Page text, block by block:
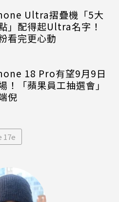
Ultra摺疊機「5大
」配得起Ultra名字！
看完更心動
18 Pro有望9月9日
！「蘋果員工抽選會」
倪
17e